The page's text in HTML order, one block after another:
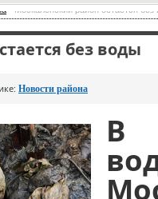
Москаленский район остается без
без воды
Новости района
В